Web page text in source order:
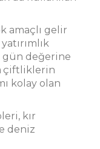
amaçlı gelir
değerine
çiftliklerin
kolay olan
kır
deniz